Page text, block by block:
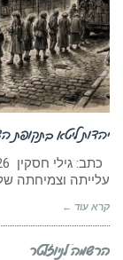
יהדות ליטא בתקופת
עלייתה וצמיחתה
קרא עוד ←
הרשמה לניוזלטר